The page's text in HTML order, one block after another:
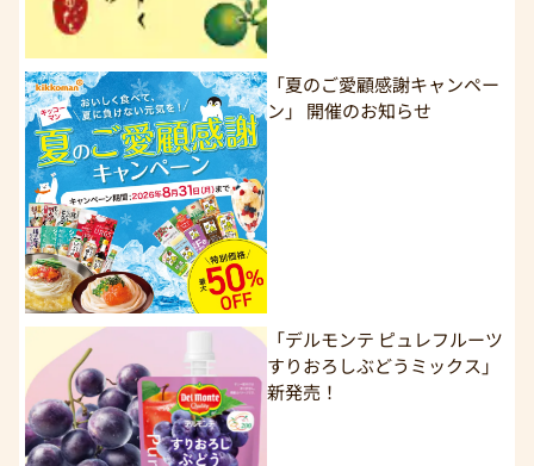
「夏のご愛顧感謝キャンペー
ン」 開催のお知らせ
「デルモンテ ピュレフルーツ
すりおろしぶどうミックス」
新発売！